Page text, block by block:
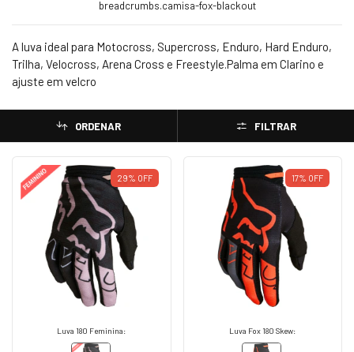
breadcrumbs.camisa-fox-blackout
A luva ideal para Motocross, Supercross, Enduro, Hard Enduro,
Trilha, Velocross, Arena Cross e Freestyle.Palma em Clarino e
ajuste em velcro
ORDENAR FILTRAR
29% OFF
Luva 180 Feminina:
17% OFF
Luva Fox 180 Skew: